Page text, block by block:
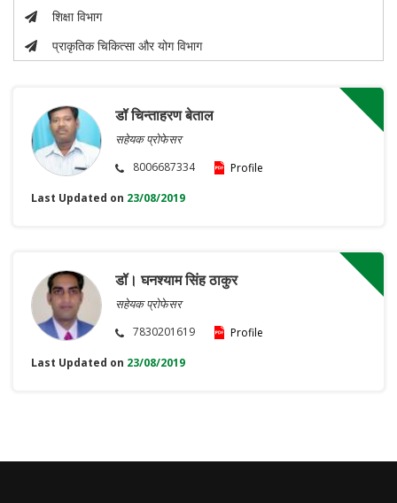
शिक्षा विभाग
प्राकृतिक चिकित्सा और योग विभाग
डॉ चिन्ताहरण बेताल
सहेयक प्रोफेसर
8006687334
Profile
Last Updated on 23/08/2019
डॉ। घनश्याम सिंह ठाकुर
सहेयक प्रोफेसर
7830201619
Profile
Last Updated on 23/08/2019